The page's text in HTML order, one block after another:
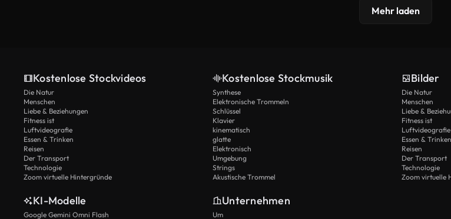
Mehr laden
Kostenlose Stockvideos
Die Natur
Menschen
Liebe & Beziehungen
Fitness ist
Luftvideografie
Essen & Trinken
Reisen
Der Transport
Technologie
Zoom virtuelle Hintergründe
Kostenlose Stockmusik
Synthese
Elektronische Trommeln
Schlüssel
Klavier
kinematisch
glatte
Elektronisch
Umgebung
Strings
Akustische Trommel
Bilder
Die Natur
Menschen
Liebe &
Fitness ist
Luftvideografie
Essen & Trinken
Reisen
Der Transport
Technologie
Zoom virtuelle
KI-Modelle
Google Gemini Omni Flash
Unternehmen
Um